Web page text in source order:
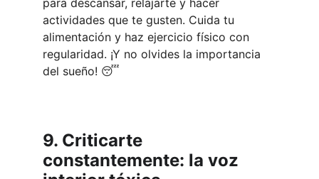
para descansar, relajarte y hacer
actividades que te gusten. Cuida tu
alimentación y haz ejercicio físico con
regularidad. ¡Y no olvides la importancia
del sueño! 😴
9. Criticarte
constantemente: la voz